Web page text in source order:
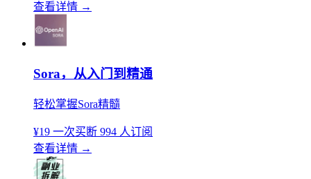
查看详情 →
Sora，从入门到精通
轻松掌握Sora精髓
¥19 一次买断 994 人订阅
查看详情 →